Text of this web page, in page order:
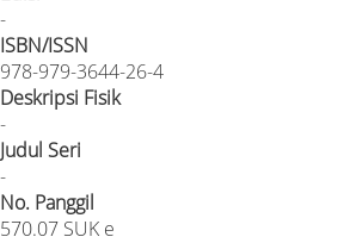
-
ISBN/ISSN
978-979-3644-26-4
Deskripsi Fisik
-
Judul Seri
-
No. Panggil
570.07 SUK e